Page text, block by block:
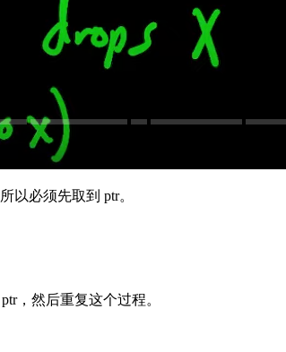
以必须先取到 ptr。
，然后重复这个过程。